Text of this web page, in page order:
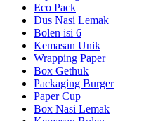
Eco Pack
Dus Nasi Lemak
Bolen isi 6
Kemasan Unik
Wrapping Paper
Box Gethuk
Packaging Burger
Paper Cup
Box Nasi Lemak